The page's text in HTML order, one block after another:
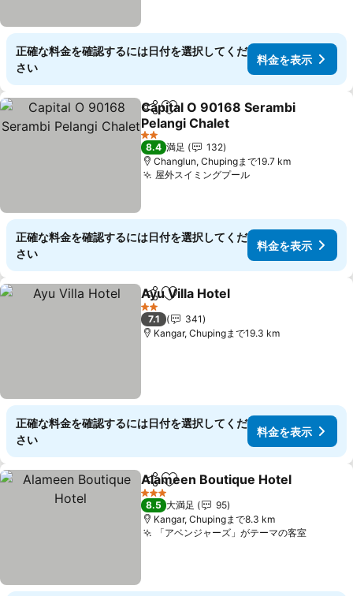
正確な料金を確認するには日付を選択してくだ
さい
料金を表示
シェアお気に入りに追加
Capital O 90168 Serambi
Pelangi Chalet
料金を表示
2 ホテルのランク
8.4 満足
132
Changlun, Chupingまで19.7 km
屋外スイミングプール料金を表示
正確な料金を確認するには日付を選択してくだ
さい
料金を表示
シェアお気に入りに追加
Ayu Villa Hotel
2 ホテルのランク
7.1
341
Kangar, Chupingまで19.3 km
正確な料金を確認するには日付を選択してくだ
さい
料金を表示
シェアお気に入りに追加
Alameen Boutique Hotel
3 ホテルのランク
8.5 大満足
95
Kangar, Chupingまで8.3 km
「アベンジャーズ」がテーマの客室料金を